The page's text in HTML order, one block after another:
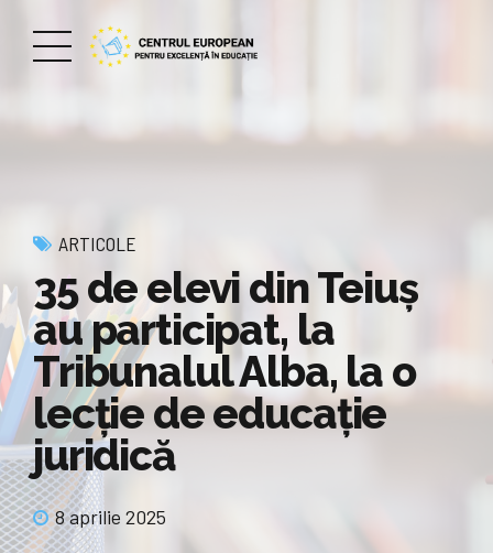
ARTICOLE
35 de elevi din Teiuș
au participat, la
Tribunalul Alba, la o
lecție de educație
juridică
8 aprilie 2025